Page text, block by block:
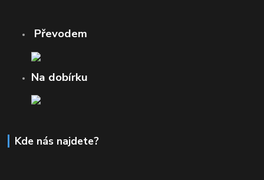
Převodem
Na dobírku
Kde nás najdete?